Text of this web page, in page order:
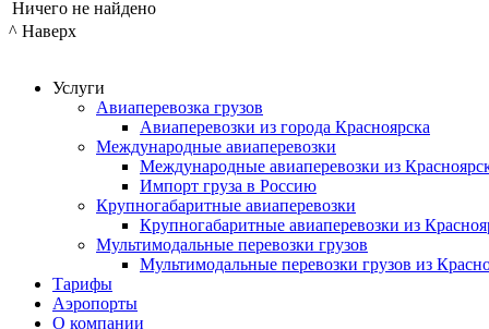
Ничего не найдено
^ Наверх
Услуги
Авиаперевозка грузов
Авиаперевозки из города Красноярска
Международные авиаперевозки
Международные авиаперевозки из
Импорт груза в Россию
Крупногабаритные авиаперевозки
Крупногабаритные авиаперевозки из
Мультимодальные перевозки грузов
Мультимодальные перевозки грузов из
Тарифы
Аэропорты
О компании